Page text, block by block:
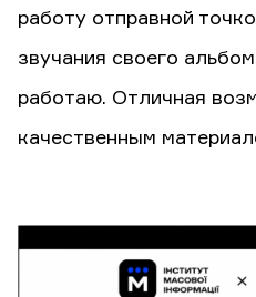
работу отправной
звучания своего
работаю. Отличная
качественным